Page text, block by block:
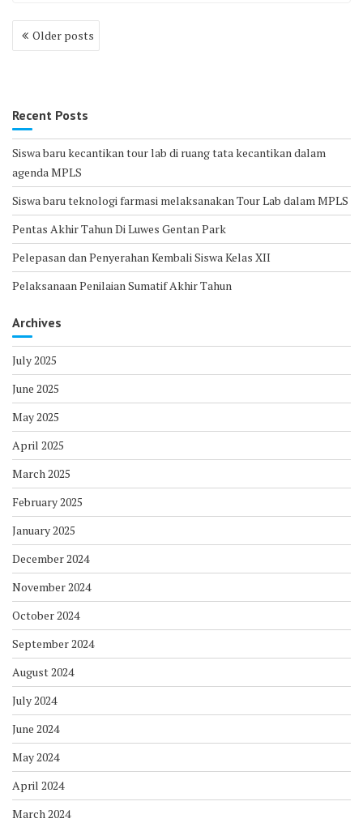
Posts
navigation
Older posts
Recent Posts
Siswa baru kecantikan tour lab di ruang tata kecantikan dalam
agenda MPLS
Siswa baru teknologi farmasi melaksanakan Tour Lab dalam MPLS
Pentas Akhir Tahun Di Luwes Gentan Park
Pelepasan dan Penyerahan Kembali Siswa Kelas XII
Pelaksanaan Penilaian Sumatif Akhir Tahun
Archives
July 2025
June 2025
May 2025
April 2025
March 2025
February 2025
January 2025
December 2024
November 2024
October 2024
September 2024
August 2024
July 2024
June 2024
May 2024
April 2024
March 2024